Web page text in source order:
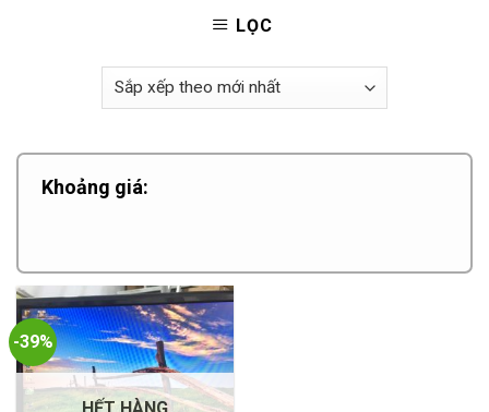
LỌC
Khoảng giá:
-39%
HẾT HÀNG